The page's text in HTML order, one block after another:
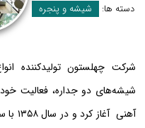
دسته ها: شیشه و پنجره
آهنی